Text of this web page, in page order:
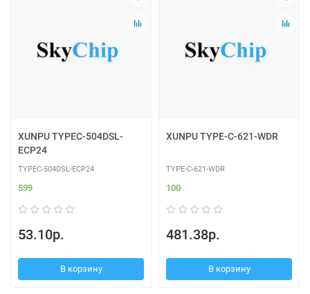
XUNPU TYPEC-504DSL-
ECP24
TYPEC-504DSL-ECP24
599
53.10р.
В корзину
XUNPU TYPE-C-621-WDR
TYPE-C-621-WDR
100
481.38р.
В корзину